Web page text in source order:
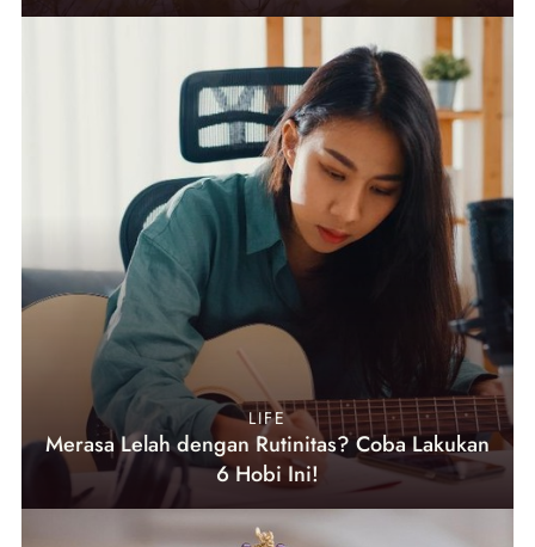
LIFE
Merasa Lelah dengan Rutinitas? Coba Lakukan
6 Hobi Ini!